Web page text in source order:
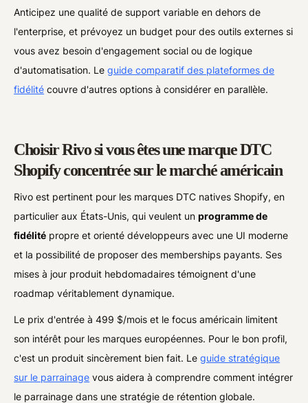
Anticipez une qualité de support variable en dehors de
l'enterprise, et prévoyez un budget pour des outils externes si
vous avez besoin d'engagement social ou de logique
d'automatisation. Leguide comparatif des plateformes de
fidélité couvre d'autres options à considérer en parallèle.
Choisir Rivo si vous êtes une marque DTC
Shopify concentrée sur le marché américain
Rivo est pertinent pour les marques DTC natives Shopify, en
particulier aux États-Unis, qui veulent unprogramme de
fidélité propre et orienté développeurs avec une UI moderne
et la possibilité de proposer des memberships payants. Ses
mises à jour produit hebdomadaires témoignent d'une
roadmap véritablement dynamique.
Le prix d'entrée à 499 $/mois et le focus américain limitent
son intérêt pour les marques européennes. Pour le bon profil,
c'est un produit sincèrement bien fait. Leguide stratégique
sur le parrainage vous aidera à comprendre comment intégrer
le parrainage dans une stratégie de rétention globale.